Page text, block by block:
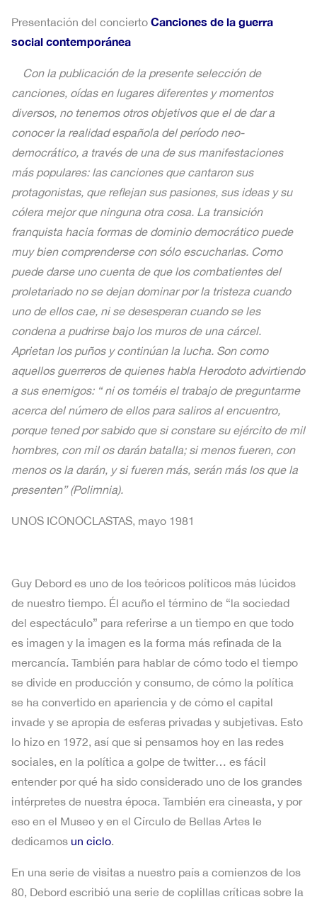
Presentación del concierto Canciones de la guerra
social contemporánea
Con la publicación de la presente selección de
canciones, oídas en lugares diferentes y momentos
diversos, no tenemos otros objetivos que el de dar a
conocer la realidad española del período neo-
democrático, a través de una de sus manifestaciones
más populares: las canciones que cantaron sus
protagonistas, que reflejan sus pasiones, sus ideas y su
cólera mejor que ninguna otra cosa. La transición
franquista hacia formas de dominio democrático puede
muy bien comprenderse con sólo escucharlas. Como
puede darse uno cuenta de que los combatientes del
proletariado no se dejan dominar por la tristeza cuando
uno de ellos cae, ni se desesperan cuando se les
condena a pudrirse bajo los muros de una cárcel.
Aprietan los puños y continúan la lucha. Son como
aquellos guerreros de quienes habla Herodoto advirtiendo
a sus enemigos: “ ni os toméis el trabajo de preguntarme
acerca del número de ellos para saliros al encuentro,
porque tened por sabido que si constare su ejército de mil
hombres, con mil os darán batalla; si menos fueren, con
menos os la darán, y si fueren más, serán más los que la
presenten” (Polimnia).
UNOS ICONOCLASTAS, mayo 1981
Guy Debord es uno de los teóricos políticos más lúcidos
de nuestro tiempo. Él acuño el término de “la sociedad
del espectáculo” para referirse a un tiempo en que todo
es imagen y la imagen es la forma más refinada de la
mercancía. También para hablar de cómo todo el tiempo
se divide en producción y consumo, de cómo la política
se ha convertido en apariencia y de cómo el capital
invade y se apropia de esferas privadas y subjetivas. Esto
lo hizo en 1972, así que si pensamos hoy en las redes
sociales, en la política a golpe de twitter… es fácil
entender por qué ha sido considerado uno de los grandes
intérpretes de nuestra época. También era cineasta, y por
eso en el Museo y en el Círculo de Bellas Artes le
dedicamos un ciclo.
En una serie de visitas a nuestro país a comienzos de los
80, Debord escribió una serie de coplillas críticas sobre la